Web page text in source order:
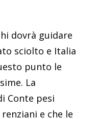
dovrà guidare
sciolto e Italia
punto le
La
Conte pesi
e che le